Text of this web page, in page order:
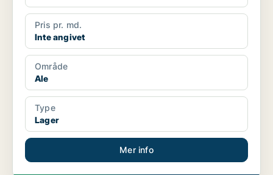
Pris pr. md.
Inte angivet
Område
Ale
Type
Lager
Mer info